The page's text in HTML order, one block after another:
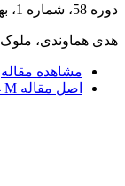
دوره 58، شماره 1، بهار 1403، صفحه
هدی هماوندی،
مشاهده مقاله
اصل مقاله M